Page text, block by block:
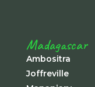
Madagascar
Ambositra
Joffreville